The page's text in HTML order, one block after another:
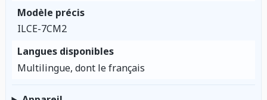
Modèle précis
ILCE-7CM2
Langues disponibles
Multilingue, dont le français